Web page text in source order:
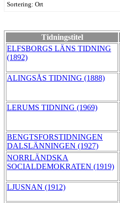
Sortering: Ort
Tidningstitel
ELFSBORGS LÄNS TIDNING
(1892)
ALINGSÅS TIDNING (1888)
LERUMS TIDNING (1969)
BENGTSFORSTIDNINGEN
DALSLÄNNINGEN (1927)
NORRLÄNDSKA
SOCIALDEMOKRATEN (1919)
LJUSNAN (1912)